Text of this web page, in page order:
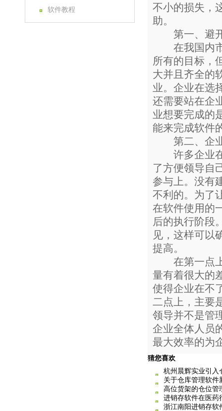
软件教程
不小的损失，
助。
第一、避开
在我国内市
所有的目标，
大并且齐全的
业。企业在选
还需要站在企
业想要完成的
能来完成软件
第二、企业
许多企业在
了方便领导自
参与上。没有
不利的。为了
在软件使用的
后的执行阶段
见，这样可以
提高。
在第一点上
量有着很大的
使得企业在不
二点上，主要
领导并不是管
企业全体人员
最大效率的为
猜您喜欢
杭州晨辉实业引入
关于仓库管理软件
高位货架的仓位管
进销存软件在医药
浙江南阳进销存软